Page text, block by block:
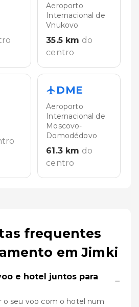
Aeroporto
Internacional de
Vnukovo
35.5km do
centro
DME
Aeroporto
Internacional de
Moscovo-
Domodédovo
61.3km do
centro
frequentes
em Jimki
e hotel juntos para
−
o seu voo com o hotel num